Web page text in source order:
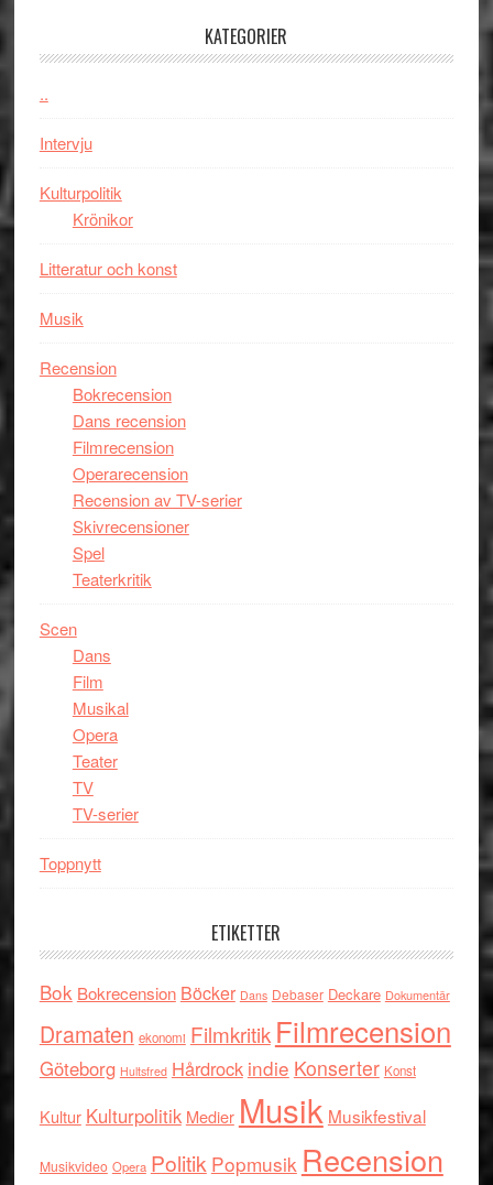
åring
KATEGORIER
..
Intervju
Kulturpolitik
Krönikor
Litteratur och konst
Musik
Recension
Bokrecension
Dans recension
Filmrecension
Operarecension
Recension av TV-serier
Skivrecensioner
Spel
Teaterkritik
Scen
Dans
Film
Musikal
Opera
Teater
TV
TV-serier
Toppnytt
ETIKETTER
Bok Bokrecension Böcker Dans Debaser Deckare Dokumentär
Dramaten ekonomi Filmkritik Filmrecension
Göteborg Hultsfred Hårdrock indie Konserter Konst
Kultur Kulturpolitik Medier Musik Musikfestival
Musikvideo Opera Politik Popmusik Recension